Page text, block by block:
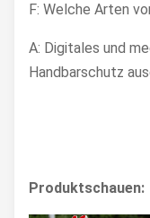
F: Welche Arten
A: Digitales und
Handbarschutz
Produktschauen: